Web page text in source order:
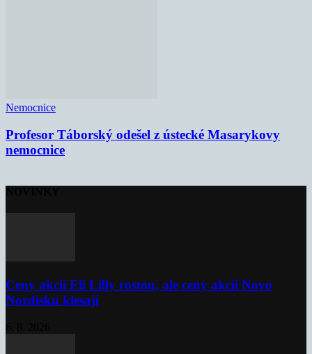
Nemocnice
Profesor Táborský odešel z ústecké Masarykovy
nemocnice
Ceny akcií Eli Lilly rostou, ale ceny akcií Novo
Nordisku klesají